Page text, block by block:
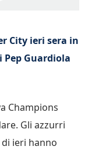
City ieri sera in
Pep Guardiola
Champions
Gli azzurri
ieri hanno